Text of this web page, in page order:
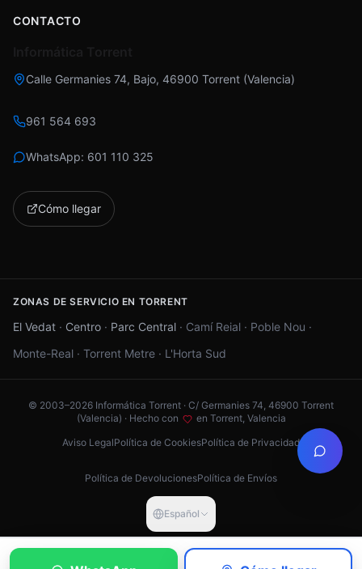
CONTACTO
Calle Germanies 74, Bajo, 46900 Torrent (Valencia)
961 564 693
WhatsApp: 601 110 325
Cómo llegar
ZONAS DE SERVICIO EN TORRENT
El Vedat · Centro · Parc Central · Camí Reial · Poble Nou ·
Monte-Real · Torrent Metre · L'Horta Sud
© 2003–2026 Informática Torrent · C/ Germanies 74, 46900 Torrent
(Valencia) · Hecho con
en Torrent, Valencia
Aviso LegalPolítica de CookiesPolítica de Privacidad
Política de DevolucionesPolítica de Envíos
Español